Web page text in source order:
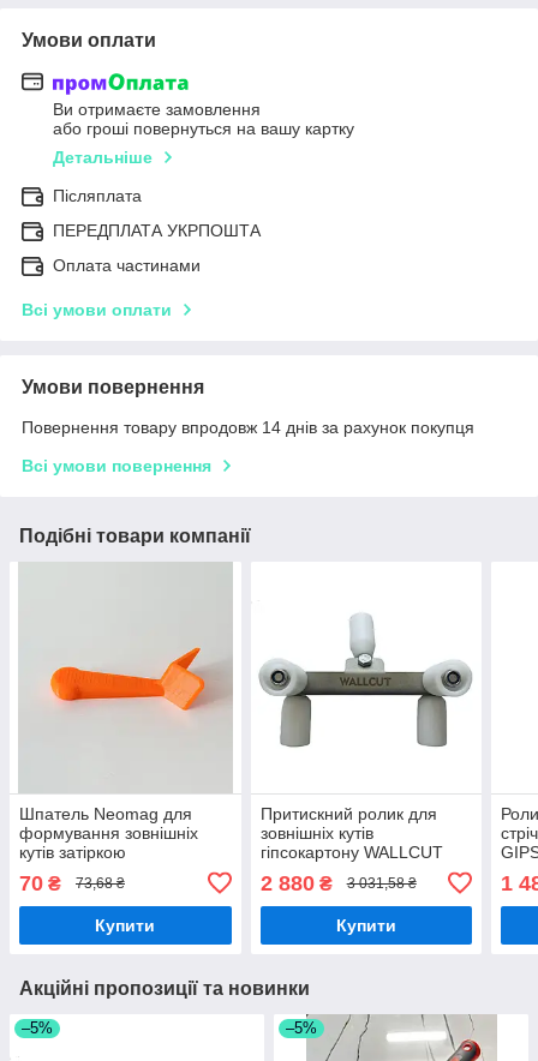
Умови оплати
Ви отримаєте замовлення
або гроші повернуться на вашу картку
Детальніше
Післяплата
ПЕРЕДПЛАТА УКРПОШТА
Оплата частинами
Всі умови оплати
Умови повернення
Повернення товару впродовж 14 днів за рахунок покупця
Всі умови повернення
Подібні товари компанії
Шпатель Neomag для
формування зовнішніх
кутів затіркою
70 ₴ 73,68 ₴
Купити
Притискний ролик для
зовнішніх кутів
гіпсокартону WALLCUT
2 880₴ 3 031,58 ₴
Купити
1
Акційні пропозиції та новинки
–5% –5%